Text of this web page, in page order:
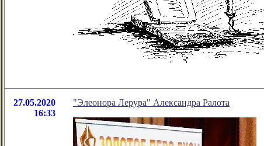
27.05.2020
16:33
"Элеонора Лерура" Александра Ралота